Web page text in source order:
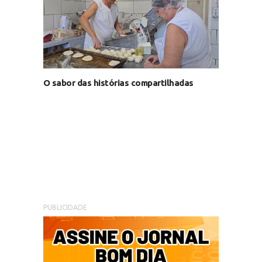
O sabor das histórias compartilhadas
PUBLICIDADE